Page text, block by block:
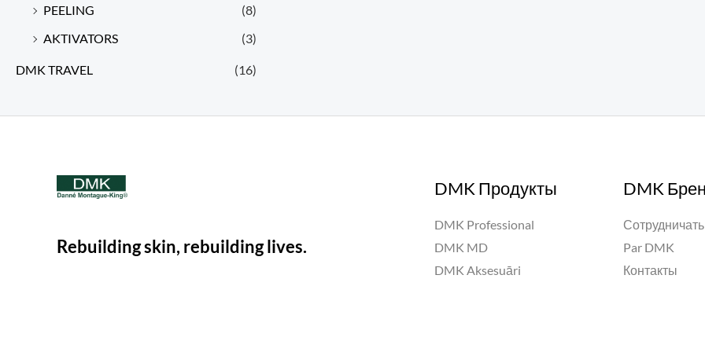
PEELING
(8)
AKTIVATORS
(3)
DMK TRAVEL (16)
Rebuilding skin, rebuilding lives.
DMK Продукты
DMK Professional
DMK MD
DMK Aksesuāri
DMK
Par DMK
Контакты